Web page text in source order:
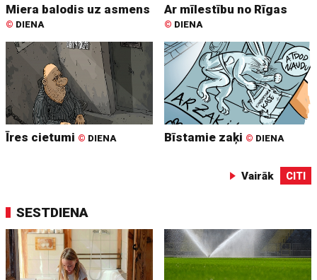
Miera balodis uz asmens
© DIENA
Ar mīlestību no Rīgas
© DIENA
Īres cietumi © DIENA Bīstamie zaķi © DIENA
Vairāk CITI
SESTDIENA